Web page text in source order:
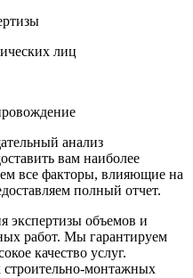
лиц
анализ
вам наиболее
все факторы, влияющие на
полный отчет.
экспертизы объемов и
работ. Мы гарантируем
качество услуг.
монтажных